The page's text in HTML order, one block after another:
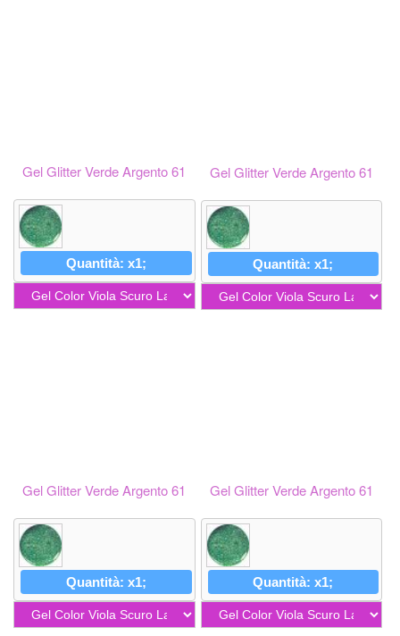
Gel Glitter Verde Argento 61
Quantità: x1;
Gel Glitter Verde Argento 61
Quantità: x1;
Gel Glitter Verde Argento 61
Quantità: x1;
Gel Glitter Verde Argento 61
Quantità: x1;